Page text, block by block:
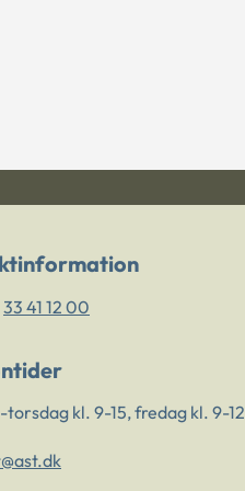
33 41 12 00
torsdag kl. 9-15, fredag kl. 9-12